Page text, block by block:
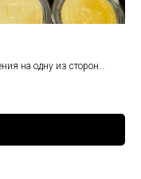
на одну из сторон